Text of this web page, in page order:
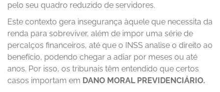
pelo seu quadro reduzido de servidores.
Este contexto gera insegurança àquele que necessita da
renda para sobreviver, além de impor uma série de
percalços financeiros, até que o INSS analise o direito ao
benefício, podendo chegar a adiar por meses ou até
anos. Por isso, os tribunais têm entendido que certos
casos importam em DANO MORAL PREVIDENCIÁRIO.